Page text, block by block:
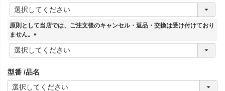
(
須
原則として当店では、ご注文後のキャンセル・返品・交換は受け付けており
ません。
(
必
)
型番 品名